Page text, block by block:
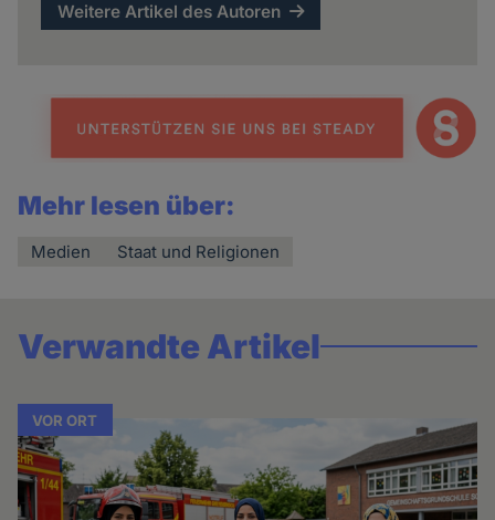
Weitere Artikel des Autoren
Mehr lesen über:
Medien Staat und Religionen
Verwandte Artikel
VOR ORT